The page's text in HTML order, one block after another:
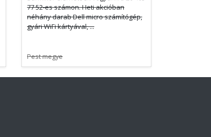
77 52-es számon. Heti akcióban
néhány darab Dell micro számítógép,
gyári WiFi kártyával, ...
Pest megye